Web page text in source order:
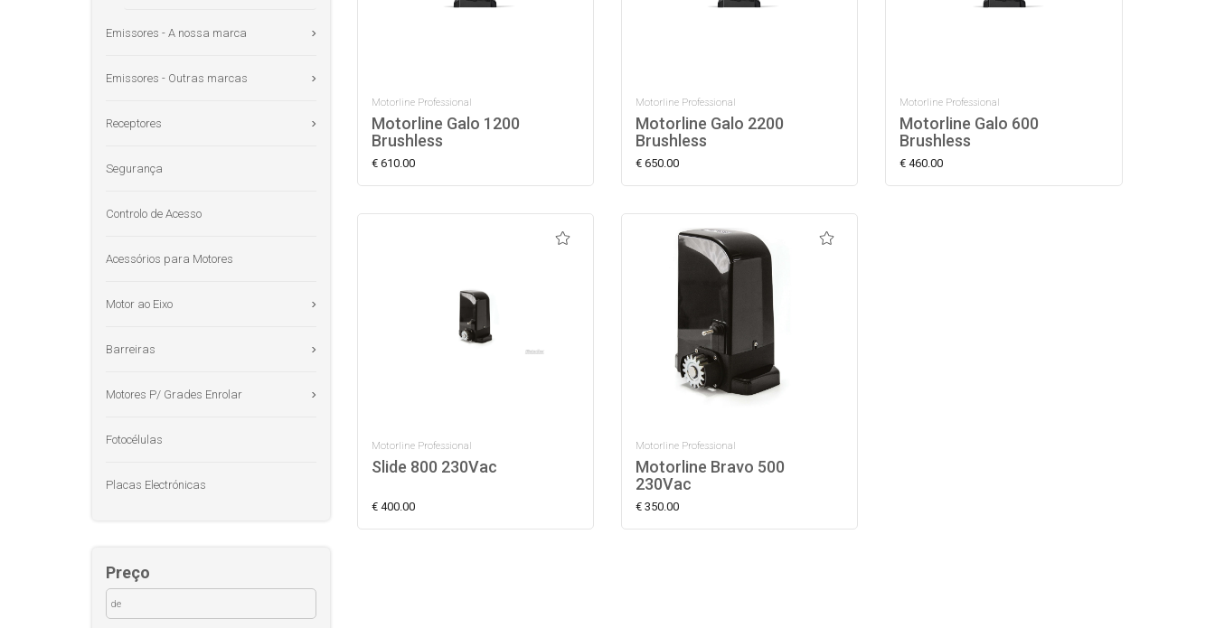
Emissores - A nossa marca
Emissores - Outras marcas
Receptores
Segurança
Controlo de Acesso
Acessórios para Motores
Motor ao Eixo
Barreiras
Motores P/ Grades Enrolar
Fotocélulas
Placas Electrónicas
Preço
Motorline Professional
Motorline Galo 1200
Brushless
€ 610.00
Motorline Professional
Motorline Galo 2200
Brushless
€ 650.00
Motorline Professional
Motorline Galo 600
Brushless
€ 460.00
Motorline Professional
Slide 800 230Vac
€ 400.00
Motorline Professional
Motorline Bravo 500
230Vac
€ 350.00